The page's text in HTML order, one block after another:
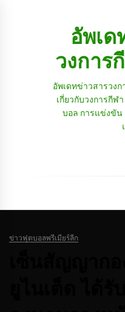
อัพเด
วงการ
อัพเดทข่าวสารวง
เกี่ยวกับวงการกีฬ
บอล การแข่งขัน
ข่าวฟุตบอลพรีเมียร์ลีก